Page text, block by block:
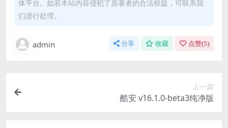
体平台。如若本站内容侵犯了原著者的合法权益，可联系我
们进行处理。
admin 分享 收藏 点赞(5)
上一篇
酷安 v16.1.0-beta3纯净版